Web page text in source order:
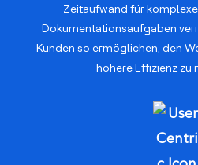
Zeitaufwand für
Dokumentationsaufgaben
Kunden so ermöglichen, den
höhere Effizienz zu